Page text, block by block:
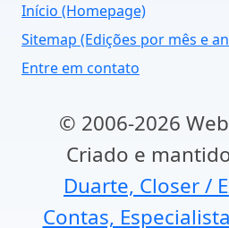
Início (Homepage)
Sitemap (Edições por mês e
Entre em contato
© 2006-2026
Criado e
Duarte, Closer /
Contas,